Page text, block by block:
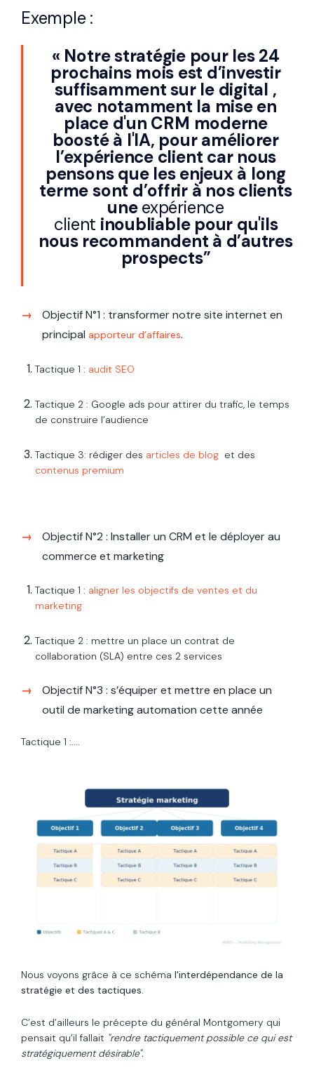
Exemple :
« Notre stratégie pour les 24
prochains mois est d’investir
suffisamment sur le digital ,
avec notamment la mise en
place d'un CRM moderne
boosté à l'IA, pour améliorer
l’expérience client car nous
pensons que les enjeux à long
terme sont d’offrir à nos clients
uneexpérience
client inoubliable pour qu'ils
nous recommandent à d’autres
prospects”
Objectif N°1 : transformer notre site internet en
principal apporteur d’affaires.
Tactique 1 : audit SEO
Tactique 2 : Google ads pour attirer du trafic, le temps
de construire l’audience
Tactique 3: rédiger des articles de blog et des
contenus premium
Objectif N°2 : Installer un CRM et le déployer au
commerce et marketing
Tactique 1 : aligner les objectifs de ventes et du
marketing
Tactique 2 : mettre un place un contrat de
collaboration (SLA) entre ces 2 services
Objectif N°3 : s’équiper et mettre en place un
outil de marketing automation cette année
Tactique 1 :....
Nous voyons grâce à ce schéma l'interdépendance de la
stratégie et des tactiques.
C’est d’ailleurs le précepte du général Montgomery qui
pensait qu’il fallait "rendre tactiquement possible ce qui est
stratégiquement désirable".